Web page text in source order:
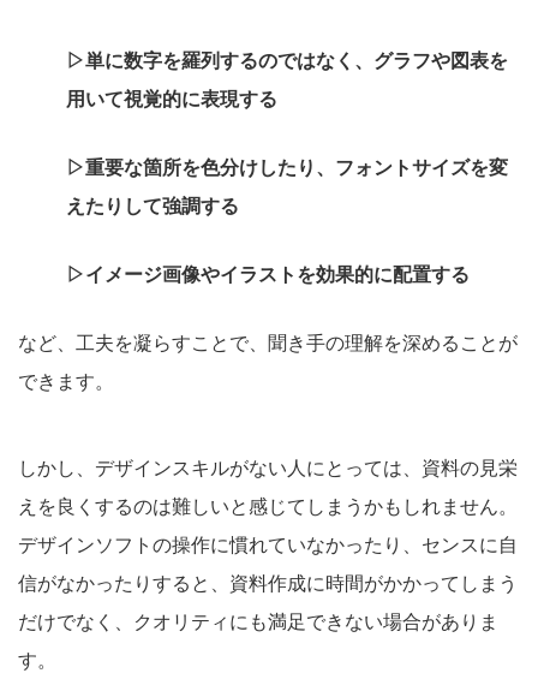
▷単に数字を羅列するのではなく、グラフや図表を
用いて視覚的に表現する
▷重要な箇所を色分けしたり、フォントサイズを変
えたりして強調する
▷イメージ画像やイラストを効果的に配置する
など、工夫を凝らすことで、聞き手の理解を深めることが
できます。
しかし、デザインスキルがない人にとっては、資料の見栄
えを良くするのは難しいと感じてしまうかもしれません。
デザインソフトの操作に慣れていなかったり、センスに自
信がなかったりすると、資料作成に時間がかかってしまう
だけでなく、クオリティにも満足できない場合がありま
す。